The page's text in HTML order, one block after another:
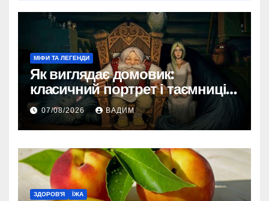
МІФИ ТА ЛЕГЕНДИ
Як виглядає домовик:
класичний портрет і таємниці
зовнішності
07/08/2026 ВАДИМ
ЗДОРОВ'Я ЇЖА